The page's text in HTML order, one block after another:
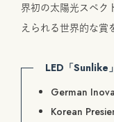
界初の太陽光スペク
えられる世界的な賞
LED「Sunlike」
German
Korean